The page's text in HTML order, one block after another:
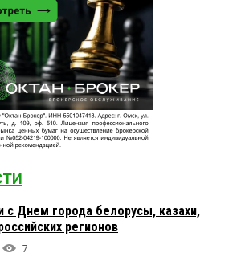
с Днем города белорусы, казахи,
регионов
7